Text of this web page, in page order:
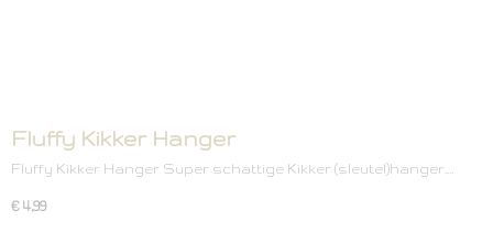
Fluffy Kikker Hanger
Fluffy Kikker Hanger Super schattige Kikker (sleutel)hanger.…
€ 4,99